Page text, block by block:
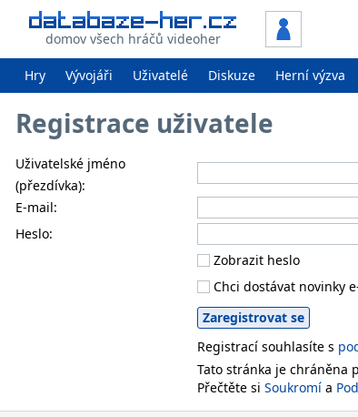
domov všech hráčů videoher
Hry Vývojáři Uživatelé Diskuze Herní výzva
Registrace uživatele
Uživatelské jméno
(přezdívka):
E-mail:
Heslo:
Zobrazit heslo
Chci dostávat novinky
Registrací souhlasíte s
Tato stránka je chráněna
Přečtěte si Soukromí a